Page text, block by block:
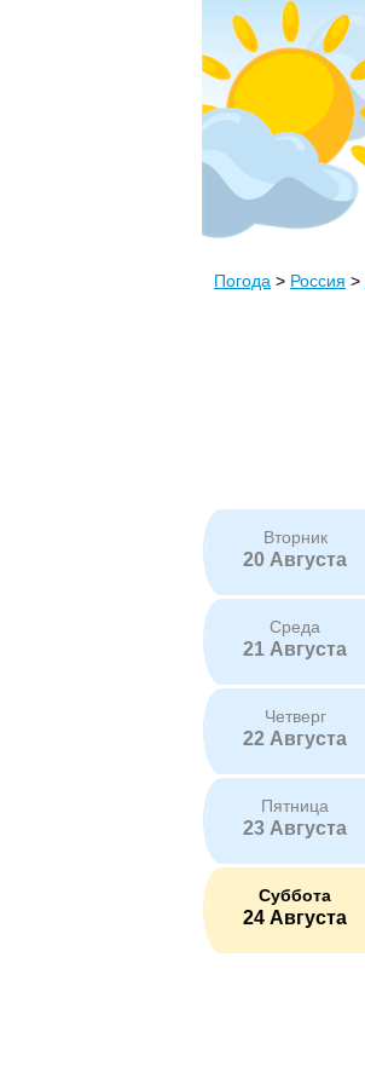
Погода > Россия >
Вторник
20 Августа
Среда
21 Августа
Четверг
22 Августа
Пятница
23 Августа
Суббота
24 Августа